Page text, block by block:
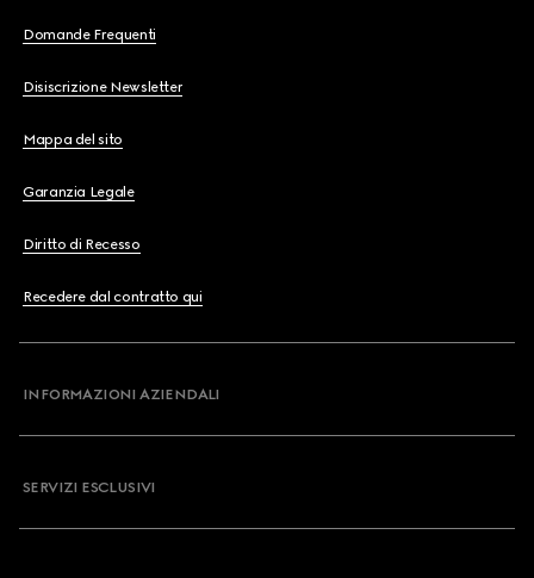
Domande Frequenti
Disiscrizione Newsletter
Mappa del sito
Garanzia Legale
Diritto di Recesso
Recedere dal contratto qui
INFORMAZIONI AZIENDALI
SERVIZI ESCLUSIVI